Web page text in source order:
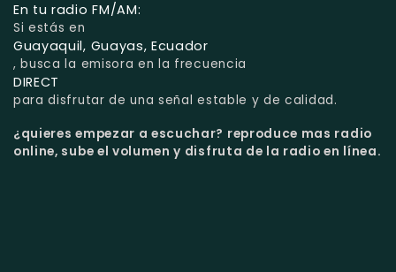
En tu radio FM/AM:
Si estás en
Guayaquil, Guayas, Ecuador
, busca la emisora en la frecuencia
DIRECT
para disfrutar de una señal estable y de calidad.
¿quieres empezar a escuchar? reproduce mas radio
online, sube el volumen y disfruta de la radio en línea.